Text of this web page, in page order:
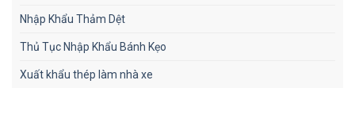
Nhập Khẩu Thảm Dệt
Thủ Tục Nhập Khẩu Bánh Kẹo
Xuất khẩu thép làm nhà xe